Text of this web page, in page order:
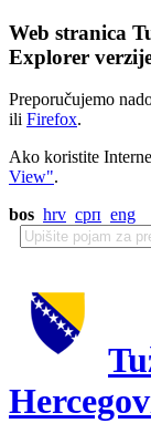
Web stranica
Explorer
Preporučujemo
ili Firefox.
Ako koristite
View".
bos hrv срп eng